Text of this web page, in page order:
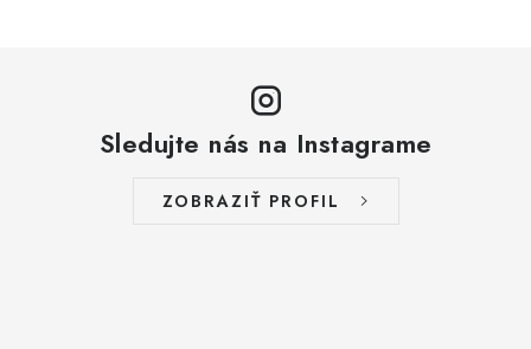
Sledujte nás na Instagrame
ZOBRAZIŤ PROFIL